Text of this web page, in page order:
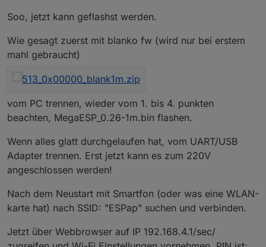
Soo, jetzt kann geflashst werden.
Wie gesagt zuerst mit blanko fw (wird nur bei erstem
mahl gebraucht)
vom PC trennen, wieder vom 1. bis 4. punkten
beachten, MegaESP_0.26-1m.bin flashen.
Wenn alles glatt durchgelaufen hat, vom UART/USB
Adapter trennen. Erst jetzt kann es zum 220V
angeschlossen werden!
Nach dem Neustart mit Smartfon (oder was eine WLAN-
karte hat) nach SSID: "ESPap" suchen und verbinden.
Jetzt über Webbrowser auf IP 192.168.4.1/sec/